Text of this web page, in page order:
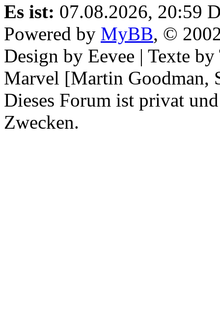
Es ist: 07.08.2026, 20:59
Powered by MyBB, ©
Design by Eevee | Texte
Marvel [Martin Goodman,
Dieses Forum ist privat
Zwecken.